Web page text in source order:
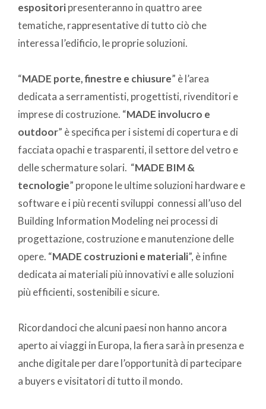
espositoripresenteranno in quattro aree
tematiche, rappresentative di tutto ciò che
interessa l’edificio, le proprie soluzioni.
“MADE porte, finestre e chiusure” è l’area
dedicata a serramentisti, progettisti, rivenditori e
imprese di costruzione. “MADE involucro e
outdoor” è specifica per i sistemi di copertura e di
facciata opachi e trasparenti, il settore del vetro e
delle schermature solari. “MADE BIM &
tecnologie” propone le ultime soluzioni hardware e
software e i più recenti sviluppi connessi all’uso del
Building Information Modeling nei processi di
progettazione, costruzione e manutenzione delle
opere. “MADE costruzioni e materiali”, è infine
dedicata ai materiali più innovativi e alle soluzioni
più efficienti, sostenibili e sicure.
Ricordandoci che alcuni paesi non hanno ancora
aperto ai viaggi in Europa, la fiera sarà in presenza e
anche digitale per dare l’opportunità di partecipare
a buyers e visitatori di tutto il mondo.